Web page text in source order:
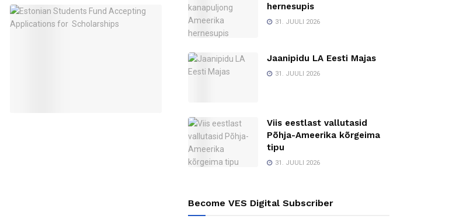
hernesupis
31. JUULI 2026
Jaanipidu LA Eesti Majas
31. JUULI 2026
Viis eestlast vallutasid
Põhja-Ameerika kõrgeima
tipu
31. JUULI 2026
Become VES Digital Subscriber